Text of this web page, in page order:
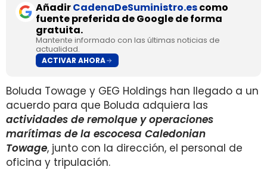
AñadirCadenaDeSuministro.escomo
fuente preferida de Google de forma
gratuita.
Mantente informado con las últimas noticias de
actualidad.
ACTIVAR AHORA
Boluda Towage y GEG Holdings han llegado a un
acuerdo para que Boluda adquiera las
actividades de remolque y operaciones
marítimas de la escocesa Caledonian
Towage, junto con la dirección, el personal de
oficina y tripulación.